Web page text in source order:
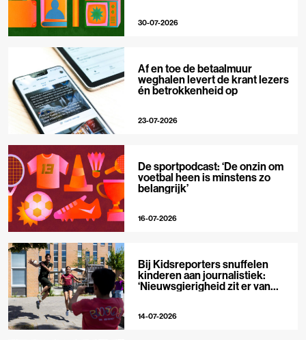
30-07-2026
Af en toe de betaalmuur
weghalen levert de krant lezers
én betrokkenheid op
23-07-2026
De sportpodcast: ‘De onzin om
voetbal heen is minstens zo
belangrijk’
16-07-2026
Bij Kidsreporters snuffelen
kinderen aan journalistiek:
‘Nieuwsgierigheid zit er van
14-07-2026